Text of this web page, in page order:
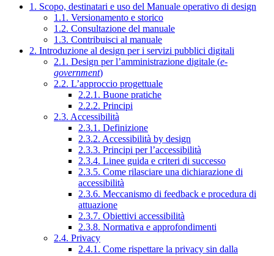
1. Scopo, destinatari e uso del Manuale operativo di design
1.1. Versionamento e storico
1.2. Consultazione del manuale
1.3. Contribuisci al manuale
2. Introduzione al design per i servizi pubblici digitali
2.1. Design per l’amministrazione digitale (e-
government)
2.2. L’approccio progettuale
2.2.1. Buone pratiche
2.2.2. Principi
2.3. Accessibilità
2.3.1. Definizione
2.3.2. Accessibilità by design
2.3.3. Principi per l’accessibilità
2.3.4. Linee guida e criteri di successo
2.3.5. Come rilasciare una dichiarazione di
accessibilità
2.3.6. Meccanismo di feedback e procedura di
attuazione
2.3.7. Obiettivi accessibilità
2.3.8. Normativa e approfondimenti
2.4. Privacy
2.4.1. Come rispettare la privacy sin dalla